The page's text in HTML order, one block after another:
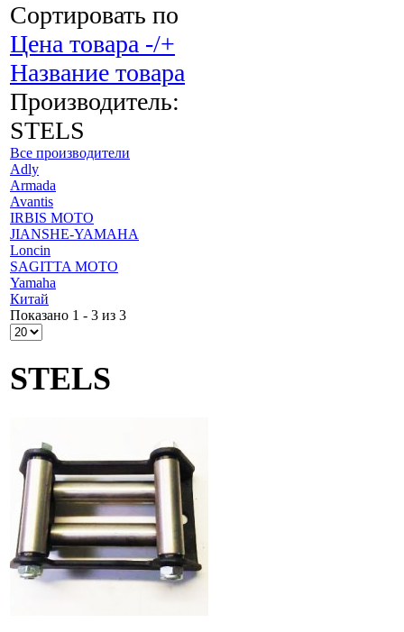
Сортировать по
Цена товара -/+
Название товара
Производитель:
STELS
Все производители
Adly
Armada
Avantis
IRBIS MOTO
JIANSHE-YAMAHA
Loncin
SAGITTA MOTO
Yamaha
Китай
Показано 1 - 3 из 3
STELS